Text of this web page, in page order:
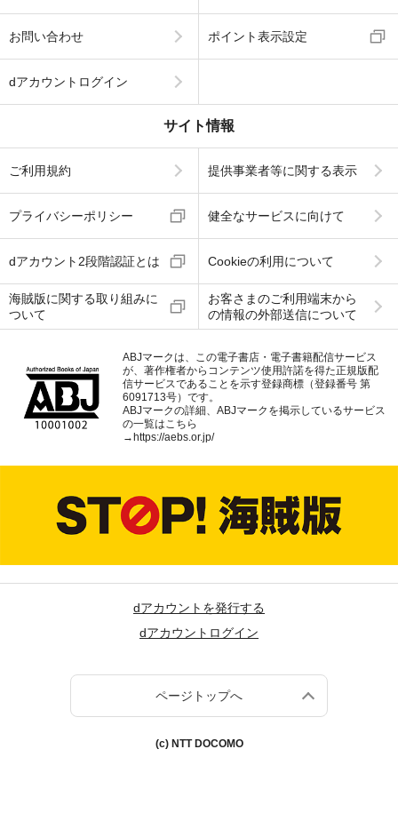
お問い合わせ ポイント表示設定
dアカウントログイン
サイト情報
ご利用規約 提供事業者等に関する表示
プライバシーポリシー 健全なサービスに向けて
dアカウント2段階認証とは Cookieの利用について
海賊版に関する取り組みに
ついて
お客さまのご利用端末から
の情報の外部送信について
ABJマークは、この電子書店・電子書籍配信サービス
が、著作権者からコンテンツ使用許諾を得た正規版配
信サービスであることを示す登録商標（登録番号 第
6091713号）です。
ABJマークの詳細、ABJマークを掲示しているサービス
の一覧はこちら
→ https://aebs.or.jp/
dアカウントを発行する
dアカウントログイン
ページトップへ
(c) NTT DOCOMO